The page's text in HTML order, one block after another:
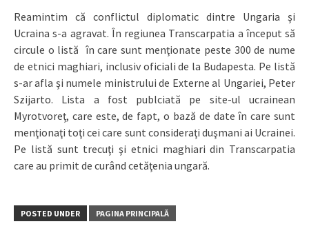
Reamintim că conflictul diplomatic dintre Ungaria şi
Ucraina s-a agravat. În regiunea Transcarpatia a început să
circule o listă în care sunt menţionate peste 300 de nume
de etnici maghiari, inclusiv oficiali de la Budapesta. Pe listă
s-ar afla şi numele ministrului de Externe al Ungariei, Peter
Szijarto. Lista a fost publciată pe site-ul ucrainean
Myrotvoreţ, care este, de fapt, o bază de date în care sunt
menţionaţi toţi cei care sunt consideraţi duşmani ai Ucrainei.
Pe listă sunt trecuţi şi etnici maghiari din Transcarpatia
care au primit de curând cetăţenia ungară.
POSTED UNDER PAGINA PRINCIPALĂ